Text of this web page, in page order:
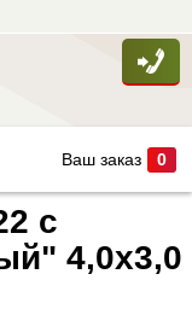
Ваш заказ 0
с
4,0х3,0